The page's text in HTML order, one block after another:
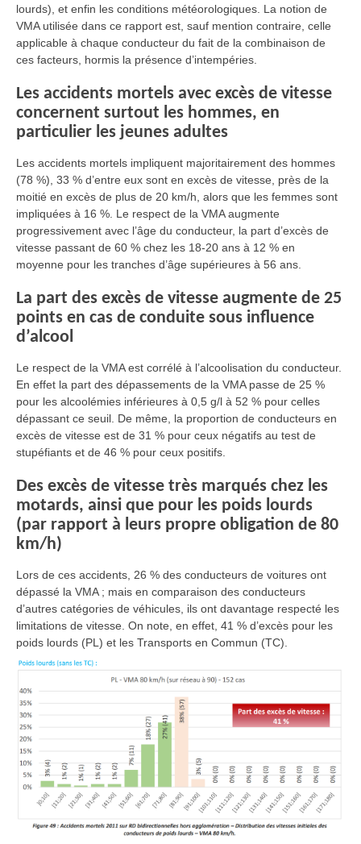
lourds), et enfin les conditions météorologiques. La notion de
VMA utilisée dans ce rapport est, sauf mention contraire, celle
applicable à chaque conducteur du fait de la combinaison de
ces facteurs, hormis la présence d’intempéries.
Les accidents mortels avec excès de vitesse
concernent surtout les hommes, en
particulier les jeunes adultes
Les accidents mortels impliquent majoritairement des hommes
(78 %), 33 % d’entre eux sont en excès de vitesse, près de la
moitié en excès de plus de 20 km/h, alors que les femmes sont
impliquées à 16 %. Le respect de la VMA augmente
progressivement avec l’âge du conducteur, la part d’excès de
vitesse passant de 60 % chez les 18-20 ans à 12 % en
moyenne pour les tranches d’âge supérieures à 56 ans.
La part des excès de vitesse augmente de 25
points en cas de conduite sous influence
d’alcool
Le respect de la VMA est corrélé à l’alcoolisation du conducteur.
En effet la part des dépassements de la VMA passe de 25 %
pour les alcoolémies inférieures à 0,5 g/l à 52 % pour celles
dépassant ce seuil. De même, la proportion de conducteurs en
excès de vitesse est de 31 % pour ceux négatifs au test de
stupéfiants et de 46 % pour ceux positifs.
Des excès de vitesse très marqués chez les
motards, ainsi que pour les poids lourds
(par rapport à leurs propre obligation de 80
km/h)
Lors de ces accidents, 26 % des conducteurs de voitures ont
dépassé la VMA ; mais en comparaison des conducteurs
d’autres catégories de véhicules, ils ont davantage respecté les
limitations de vitesse. On note, en effet, 41 % d’excès pour les
poids lourds (PL) et les Transports en Commun (TC).